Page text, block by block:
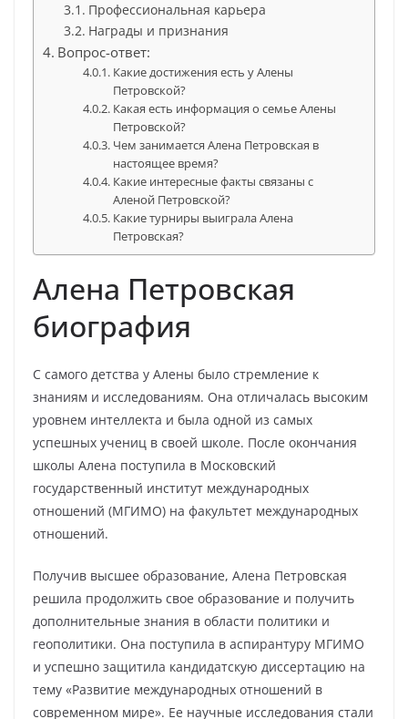
Профессиональная карьера
Награды и признания
Вопрос-ответ:
Какие достижения есть у Алены
Петровской?
Какая есть информация о семье Алены
Петровской?
Чем занимается Алена Петровская в
настоящее время?
Какие интересные факты связаны с
Аленой Петровской?
Какие турниры выиграла Алена
Петровская?
Алена Петровская
биография
С самого детства у Алены было стремление к
знаниям и исследованиям. Она отличалась высоким
уровнем интеллекта и была одной из самых
успешных учениц в своей школе. После окончания
школы Алена поступила в Московский
государственный институт международных
отношений (МГИМО) на факультет международных
отношений.
Получив высшее образование, Алена Петровская
решила продолжить свое образование и получить
дополнительные знания в области политики и
геополитики. Она поступила в аспирантуру МГИМО
и успешно защитила кандидатскую диссертацию на
тему «Развитие международных отношений в
современном мире». Ее научные исследования стали